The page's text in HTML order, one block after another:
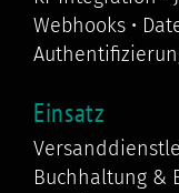
Webhooks •
Einsatz
Buchhaltung &